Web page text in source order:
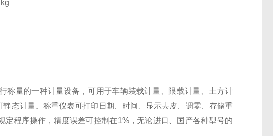
称量的一种计量设备，可用于车辆装载计量、限载计量、土方计
态计量。称重仪表可打印日期、时间、显示去皮、调零、存储重
程序操作，精度误差可控制在1%，无论进口、国产各种型号的